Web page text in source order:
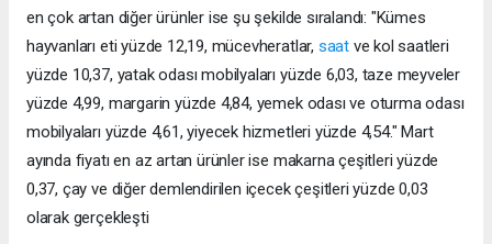
en çok artan diğer ürünler ise şu şekilde sıralandı: "Kümes
hayvanları eti yüzde 12,19, mücevheratlar, saatve kol saatleri
yüzde 10,37, yatak odası mobilyaları yüzde 6,03, taze meyveler
yüzde 4,99, margarin yüzde 4,84, yemek odası ve oturma odası
mobilyaları yüzde 4,61, yiyecek hizmetleri yüzde 4,54." Mart
ayında fiyatı en az artan ürünler ise makarna çeşitleri yüzde
0,37, çay ve diğer demlendirilen içecek çeşitleri yüzde 0,03
olarak gerçekleşti